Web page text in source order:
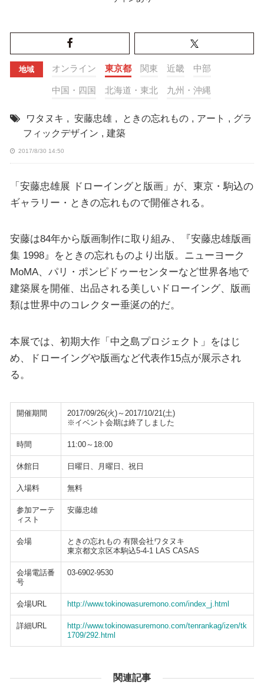
地域 オンライン 東京都 関東 近畿 中部
中国・四国 北海道・東北 九州・沖縄
ワタヌキ , 安藤忠雄 , ときの忘れもの , アート , グラ
フィックデザイン , 建築
2017/8/30 14:50
「安藤忠雄展 ドローイングと版画」が、東京・駒込の
ギャラリー・ときの忘れもので開催される。
安藤は84年から版画制作に取り組み、『安藤忠雄版画
集 1998』をときの忘れものより出版。ニューヨーク
MoMA、パリ・ポンピドゥーセンターなど世界各地で
建築展を開催、出品される美しいドローイング、版画
類は世界中のコレクター垂涎の的だ。
本展では、初期大作「中之島プロジェクト」をはじ
め、ドローイングや版画など代表作15点が展示され
る。
開催期間
2017/09/26(火)～2017/10/21(土)
※イベント会期は終了しました
時間 11:00～18:00
休館日 日曜日、月曜日、祝日
入場料 無料
参加アーテ
ィスト
安藤忠雄
会場
ときの忘れもの 有限会社ワタヌキ
東京都文京区本駒込5-4-1 LAS CASAS
会場電話番
号
03-6902-9530
会場URL http://www.tokinowasuremono.com/index_j.html
詳細URL
http://www.tokinowasuremono.com/tenrankag/izen/tk
1709/292.html
関連記事